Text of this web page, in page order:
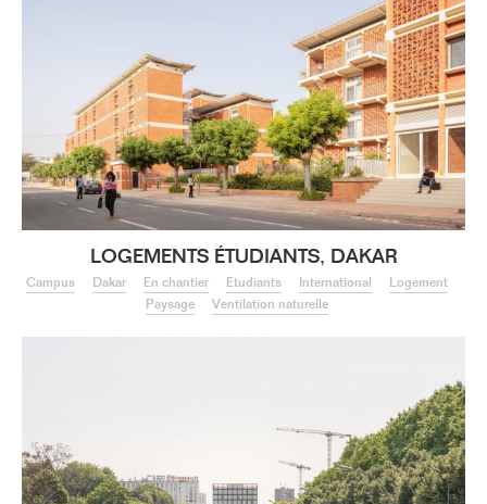
LOGEMENTS ÉTUDIANTS, DAKAR
Campus Dakar En chantier Etudiants International
Logement
Paysage
Ventilation naturelle